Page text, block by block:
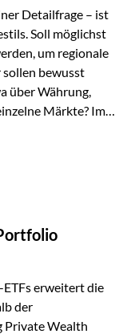
Detailfrage – ist
Soll möglichst
um regionale
sollen bewusst
über Währung,
Märkte? Im
beide Ansätze
Stabilisierung. 1)
Global investieren
möglichst
erweitert die
der
Private Wealth